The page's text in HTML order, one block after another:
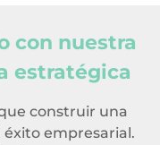
con nuestra
estratégica
construir una
éxito empresarial.